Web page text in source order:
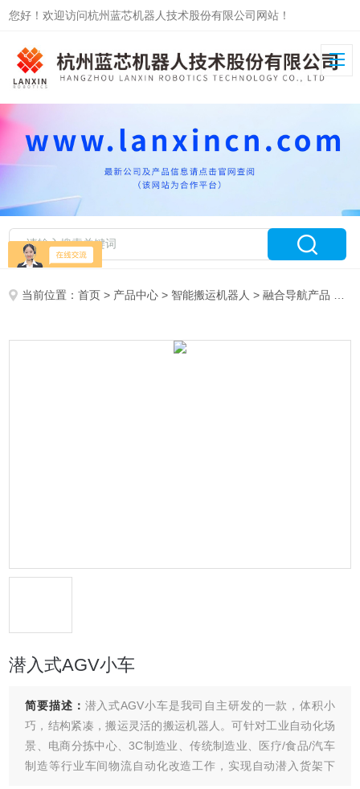
您好！欢迎访问杭州蓝芯机器人技术股份有限公司网站！
当前位置：首页 > 产品中心 > 智能搬运机器人 >融合导航产品
潜入式AGV小车
简要描述： 潜入式AGV小车是我司自主研发的一款，体积小
巧，结构紧凑，搬运灵活的搬运机器人。可针对工业自动化场
景、电商分拣中心、3C制造业、传统制造业、医疗/食品/汽车
制造等行业车间物流自动化改造工作，实现自动潜入货架下